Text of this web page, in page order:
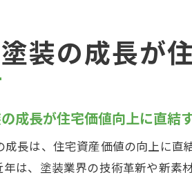
装の成長が
成長が住宅価値向上に直結
成長は、住宅資産価値の向上に直
年は、塗装業界の技術革新や新素